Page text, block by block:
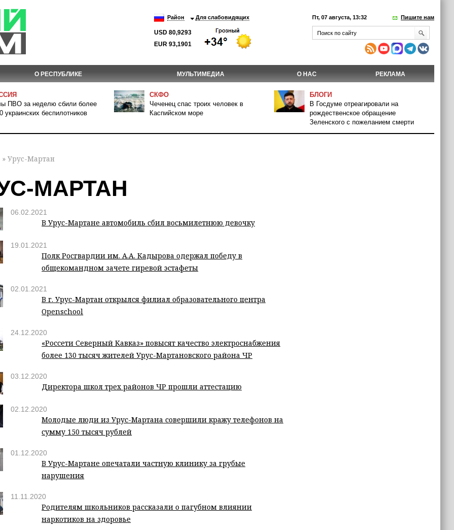
Район Для слабовидящих
USD 80,9293
EUR 93,1901
Пт, 07 августа, 13:32 Пишите нам
О РЕСПУБЛИКЕ МУЛЬТИМЕДИА О НАС РЕКЛАМА
ПВО за неделю сбили более
украинских беспилотников
СКФО
Чеченец спас троих человек в
Каспийском море
БЛОГИ
В Госдуме отреагировали на
рождественское обращение
Зеленского с пожеланием смерти
» Урус-Мартан
МАРТАН
06.02.2021
В Урус-Мартане автомобиль сбил восьмилетнюю девочку
19.01.2021
Полк Росгвардии им. А.А. Кадырова одержал победу в
общекомандном зачете гиревой эстафеты
02.01.2021
В г. Урус-Мартан открылся филиал образовательного центра
Оpenschool
24.12.2020
«Россети Северный Кавказ» повысят качество электроснабжения
более 130 тысяч жителей Урус-Мартановского района ЧР
03.12.2020
Директора школ трех районов ЧР прошли аттестацию
02.12.2020
Молодые люди из Урус-Мартана совершили кражу телефонов на
сумму 150 тысяч рублей
01.12.2020
В Урус-Мартане опечатали частную клинику за грубые
нарушения
11.11.2020
Родителям школьников рассказали о пагубном влиянии
наркотиков на здоровье